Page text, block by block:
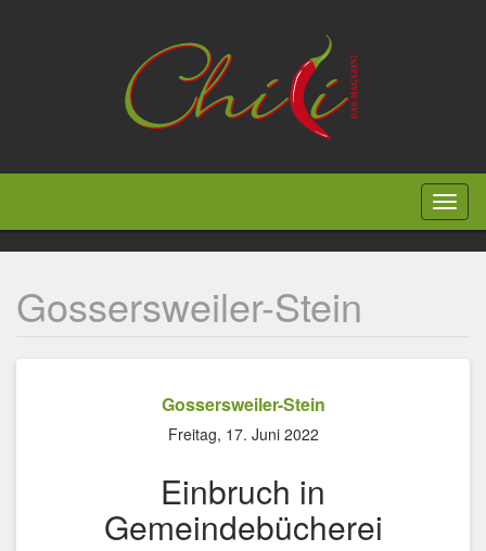
Gossersweiler-Stein
Gossersweiler-Stein
Freitag, 17. Juni 2022
Einbruch in
Gemeindebücherei